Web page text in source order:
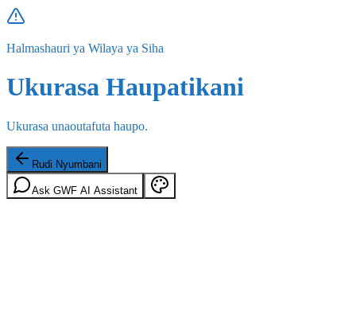
Halmashauri ya Wilaya ya Siha
Ukurasa Haupatikani
Ukurasa unaoutafuta haupo.
Rudi Nyumbani
Ask GWF AI Assistant